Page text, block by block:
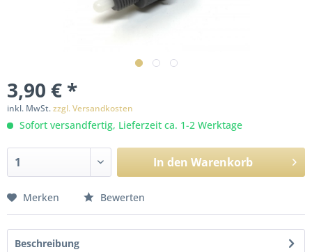
3,90 € *
inkl. MwSt.zzgl. Versandkosten
Sofort versandfertig, Lieferzeit ca. 1-2 Werktage
In den Warenkorb
Merken Bewerten
Beschreibung